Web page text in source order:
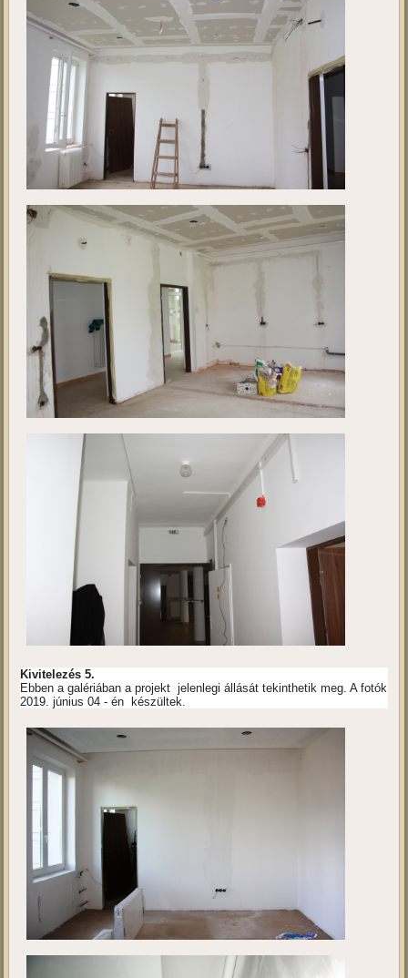
Kivitelezés 5.
Ebben a galériában a projekt jelenlegi állását tekinthetik meg. A fotók
2019. június 04 - én készültek.